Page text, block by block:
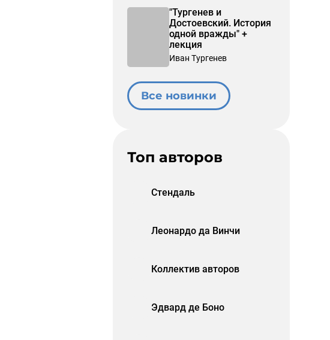
"Тургенев и
Достоевский. История
одной вражды" +
лекция
Иван Тургенев
Все новинки
Топ авторов
Стендаль
Леонардо да Винчи
Коллектив авторов
Эдвард де Боно